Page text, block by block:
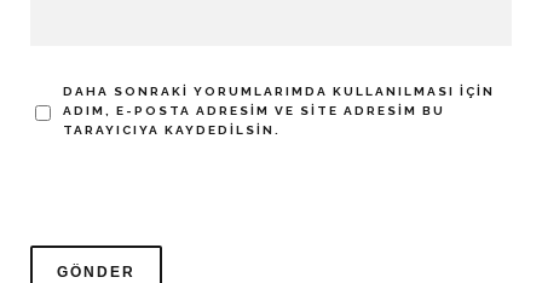
DAHA SONRAKI YORUMLARIMDA KULLANILMASI IÇIN
ADIM, E-POSTA ADRESIM VE SITE ADRESIM BU
TARAYICIYA KAYDEDILSIN.